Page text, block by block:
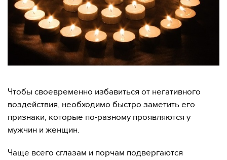
Чтобы своевременно избавиться от негативного
воздействия, необходимо быстро заметить его
признаки, которые по-разному проявляются у
мужчин и женщин.
Чаще всего сглазам и порчам подвергаются